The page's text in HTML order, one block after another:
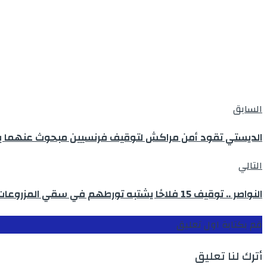
السابق
الديستي تقود أمن مراكش لتوقيف فرنسيين مبحوث عنهما
التالي
النواصر .. توقيف 15 فلاحًا يشتبه تورطهم في سقي المزروعات بمياه الصرف الصحي
قم بكتابة اول تعليق
أترك لنا تعليق